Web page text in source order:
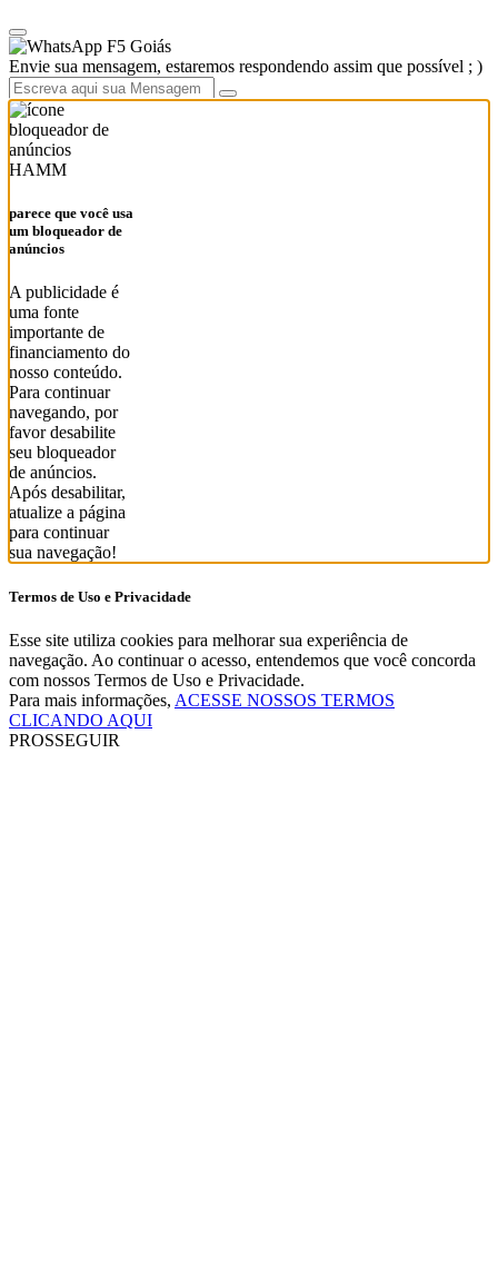
F5 Goiás
Envie sua mensagem, estaremos respondendo assim que possível ; )
HAMM
parece que você usa
um bloqueador de
anúncios
A publicidade é
uma fonte
importante de
financiamento do
nosso conteúdo.
Para continuar
navegando, por
favor desabilite
seu bloqueador
de anúncios.
Após desabilitar,
atualize a página
para continuar
sua navegação!
Termos de Uso e Privacidade
Esse site utiliza cookies para melhorar sua experiência de
navegação. Ao continuar o acesso, entendemos que você concorda
com nossos Termos de Uso e Privacidade.
Para mais informações, ACESSE NOSSOS TERMOS
CLICANDO AQUI
PROSSEGUIR